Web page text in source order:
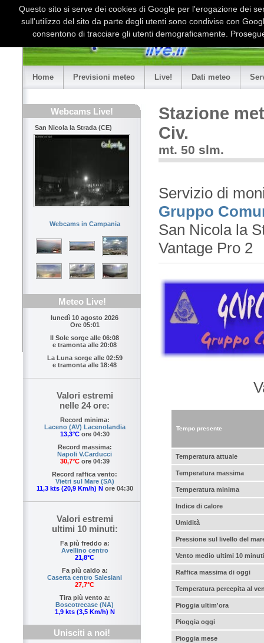
Home Previsioni meteo Live! Dati meteo
Webcams Live!
San Nicola la Strada (CE)
Webcams in Campania
Meteo Live!
lunedì 10 agosto 2026
Ore 05:01
Il Sole sorge alle 06:08
e tramonta alle 20:08
La Luna sorge alle 02:59
e tramonta alle 18:48
Valori estremi
nelle 24 ore:
Record minima:
Laceno (AV) Lacenolandia
13,3°Core 04:30
Record massima:
Napoli V.Carducci
30,7°Core 04:39
Record raffica vento:
Vietri sul Mare (SA)
11,3 kts (20,9 Km/h) N ore 04:30
Valori estremi
ultimi 10 minuti:
Fa più freddo a:
Avellino centro
21,8°C
Fa più caldo a:
Caserta centro Salesiani
27,7°C
Tira più vento a:
Boscotrecase (NA)
1,9 kts (3,5 Km/h) N
Unisciti a noi!
Stazione
Civ.
mt. 50 slm.
Servizio di
Gruppo
San Nicola la
Vantage Pro 2
Tempo presente
Temperatura attuale
Temperatura massima
Temperatura minima
Indice di calore
Umidità
Pressione sul livello del
Vento medio ultimi 10 minuti
Raffica massima di oggi
Temperatura percepita al
Pioggia ultim'ora
Pioggia oggi
Pioggia mese
Questo sito si serve dei cookies di Google per l'erogazione dei
sull'utilizzo del sito da parte degli utenti sono condivise con
consentono di tracciare gli utenti demograficamente.